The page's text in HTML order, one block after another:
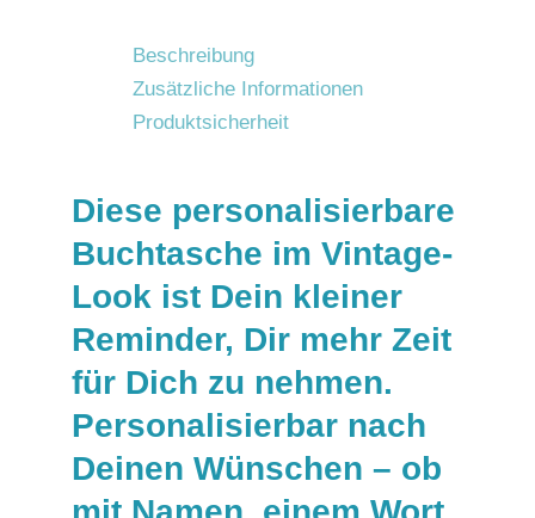
Beschreibung
Zusätzliche Informationen
Produktsicherheit
Diese personalisierbare
Buchtasche im Vintage-
Look ist Dein kleiner
Reminder, Dir mehr Zeit
für Dich zu nehmen.
Personalisierbar nach
Deinen Wünschen – ob